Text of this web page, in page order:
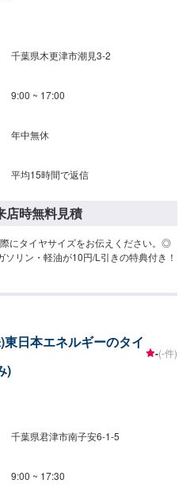
千葉県木更津市潮見3-2
9:00 ~ 17:00
年中無休
平均15時間で返信
店時無料見積
にタイヤサイズをお伝えください。◎
リン・軽油が10円/L引きの特典付き！
日本エネルギーのタイ
)
-(-件)
千葉県君津市南子安6-1-5
9:00 ~ 17:30